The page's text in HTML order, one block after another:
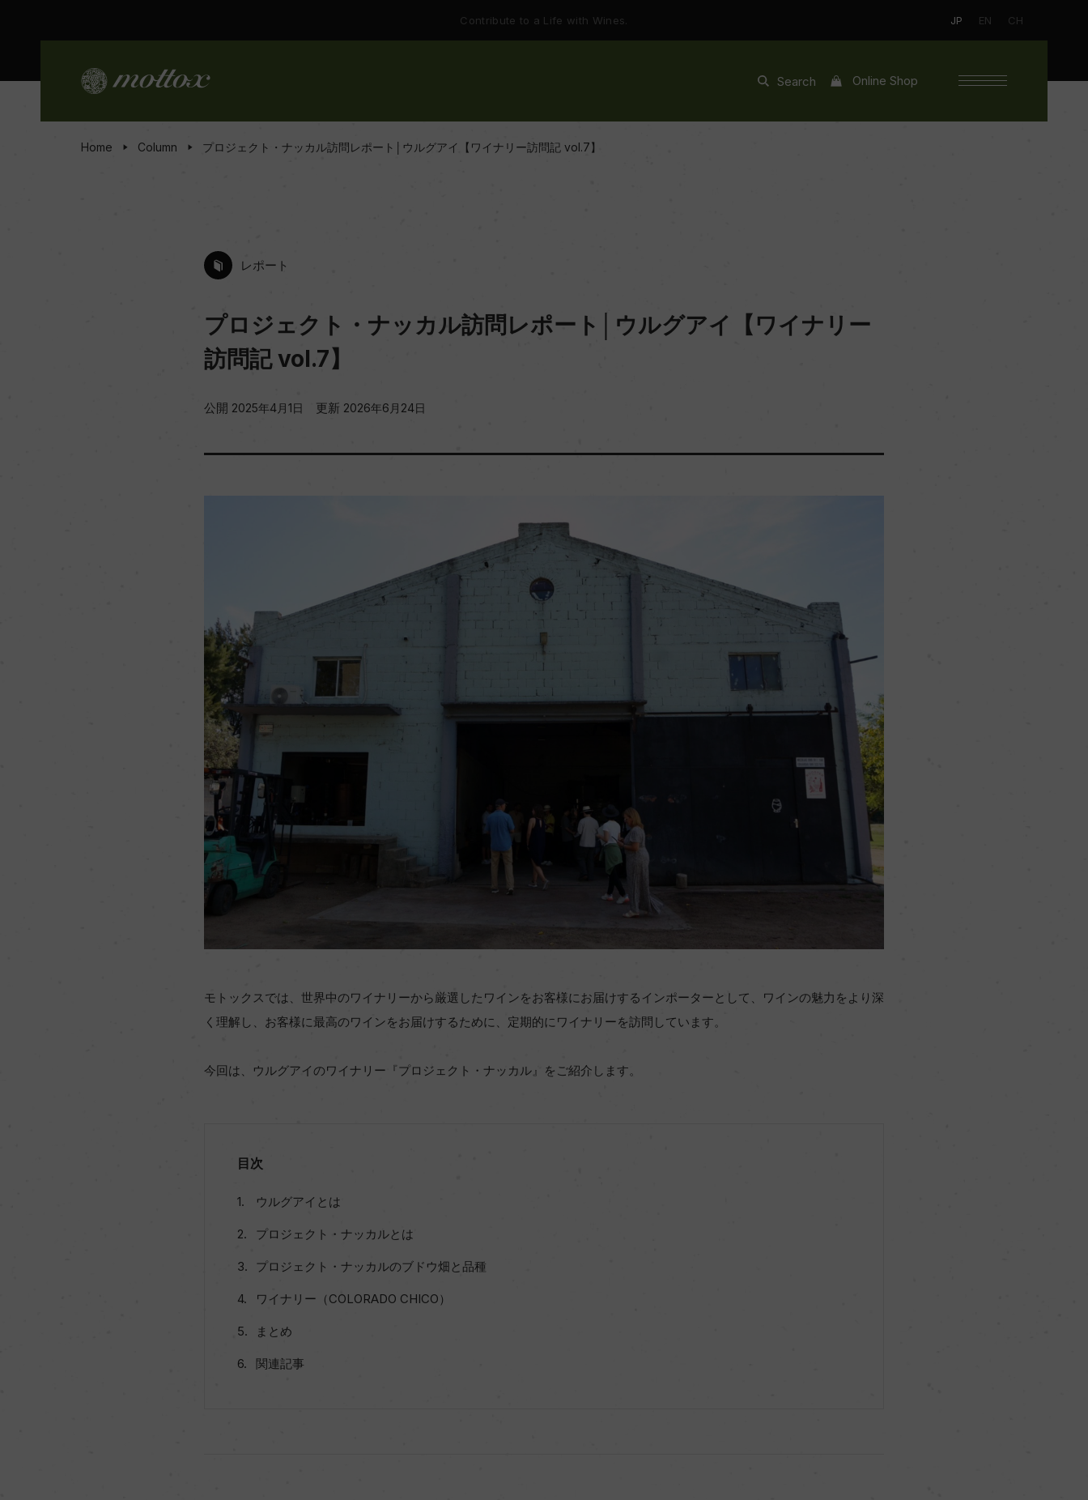
Contribute to a Life with Wines. JP EN CH
Search Online Shop
Home Column プロジェクト・ナッカル訪問レポート│ウルグアイ【ワイナリー訪問記 vol.7】
レポート
プロジェクト・ナッカル訪問レポート│ウルグアイ【ワイナリー
訪問記 vol.7】
公開 2025年4月1日 更新 2026年6月24日
モトックスでは、世界中のワイナリーから厳選したワインをお客様にお届けするインポーターとして、ワインの魅力をより深
く理解し、お客様に最高のワインをお届けするために、定期的にワイナリーを訪問しています。
今回は、ウルグアイのワイナリー『プロジェクト・ナッカル』をご紹介します。
目次
ウルグアイとは
プロジェクト・ナッカルとは
プロジェクト・ナッカルのブドウ畑と品種
ワイナリー（COLORADO CHICO）
まとめ
関連記事